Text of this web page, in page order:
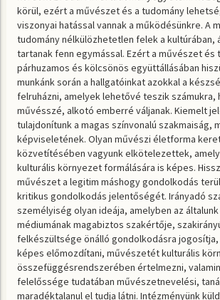
körül, ezért a művészet és a tudomány
viszonyai hatással vannak a működésünkre. A
tudomány nélkülözhetetlen felek a kultúrában,
tartanak fenn egymással. Ezért a művészet és
párhuzamos és kölcsönös együttállásában
munkánk során a hallgatóinkat azokkal a
felruházni, amelyek lehetővé teszik számukra,
művésszé, alkotó emberré váljanak. Kiemelt
tulajdonítunk a magas színvonalú szakmaiság,
képviseletének. Olyan művészi életforma
közvetítésében vagyunk elkötelezettek,
kulturális környezet formálására is képes.
művészet a legitim máshogy gondolkodás
kritikus gondolkodás jelentőségét. Irányadó
személyiség olyan ideája, amelyben az
médiumának magabiztos szakértője,
felkészültsége önálló gondolkodásra
képes előmozdítani, művészetét kulturális
összefüggésrendszerében értelmezni,
felelőssége tudatában művészetnevelési,
maradéktalanul el tudja látni. Intézményünk